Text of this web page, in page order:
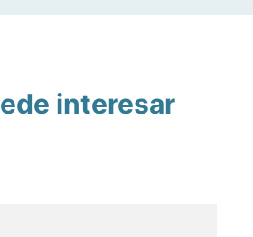
interesar